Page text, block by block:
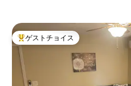
大好評のゲストチョイスです。
ゲストチョイス